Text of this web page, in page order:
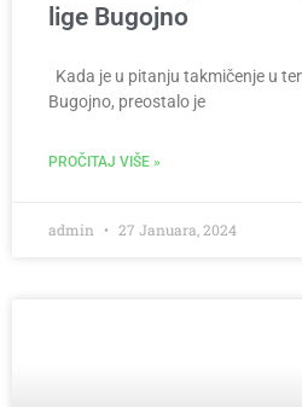
lige Bugojno
Kada je u pitanju takmičenje u
Bugojno, preostalo je
PROČITAJ VIŠE »
admin 27 Januara, 2024